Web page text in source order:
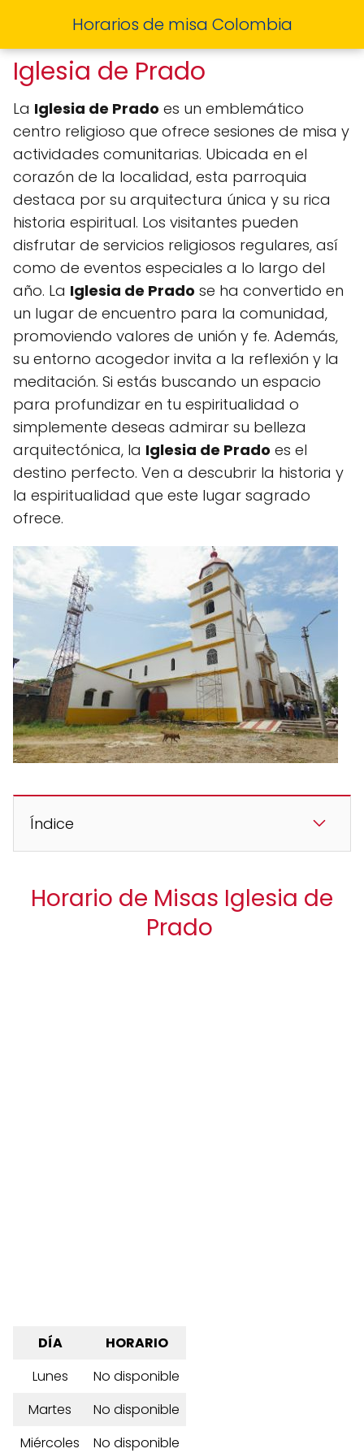
Horarios de misa Colombia
Iglesia de Prado
La Iglesia de Prado es un emblemático
centro religioso que ofrece sesiones de misa y
actividades comunitarias. Ubicada en el
corazón de la localidad, esta parroquia
destaca por su arquitectura única y su rica
historia espiritual. Los visitantes pueden
disfrutar de servicios religiosos regulares, así
como de eventos especiales a lo largo del
año. La Iglesia de Prado se ha convertido en
un lugar de encuentro para la comunidad,
promoviendo valores de unión y fe. Además,
su entorno acogedor invita a la reflexión y la
meditación. Si estás buscando un espacio
para profundizar en tu espiritualidad o
simplemente deseas admirar su belleza
arquitectónica, la Iglesia de Prado es el
destino perfecto. Ven a descubrir la historia y
la espiritualidad que este lugar sagrado
ofrece.
Índice
Horario de Misas Iglesia de
Prado
DÍA
HORARIO
Lunes
No disponible
Martes
No disponible
Miércoles
No disponible